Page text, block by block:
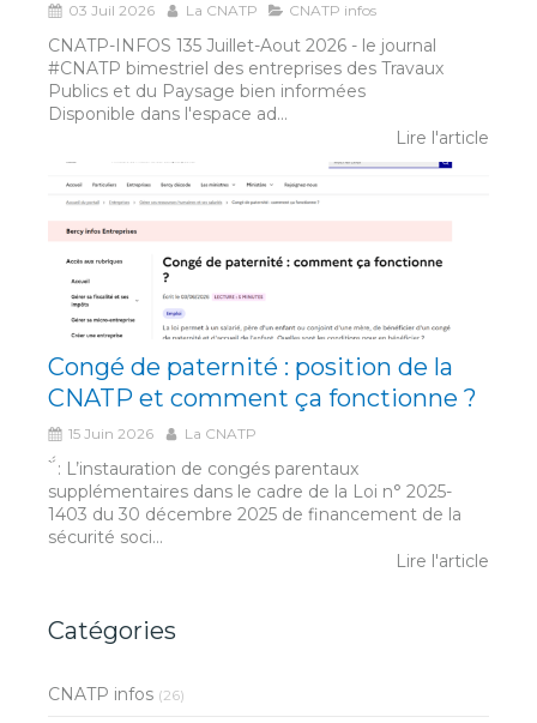
03 Juil 2026 La CNATP CNATP infos
CNATP-INFOS 135 Juillet-Aout 2026 - le journal
#CNATP bimestriel des entreprises des Travaux
Publics et du Paysage bien informées
Disponible dans l'espace ad...
Lire l'article
Congé de paternité : position de la
CNATP et comment ça fonctionne ?
15 Juin 2026 La CNATP
́́ ̀ : L’instauration de congés parentaux
supplémentaires dans le cadre de la Loi n° 2025-
1403 du 30 décembre 2025 de financement de la
sécurité soci...
Lire l'article
Catégories
CNATP infos (26)